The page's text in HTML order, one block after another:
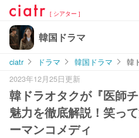
[ シアター ]
韓国ドラマ
ciatr ドラマ 韓国ドラマ
韓
2023年12月25日更新
韓ドラオタクが『医師
魅力を徹底解説！笑っ
ーマンコメディ